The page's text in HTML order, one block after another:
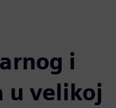
i
u velikoj